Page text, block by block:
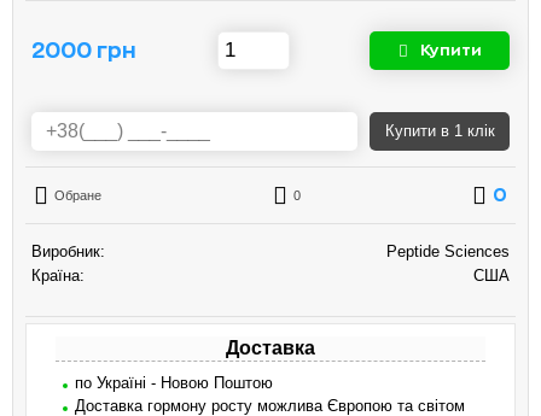
2000 грн Купити
Купити в 1 клік
Обране 0 0
Виробник:
Peptide Sciences
Країна:
США
Доставка
по Україні - Новою Поштою
Доставка гормону росту можлива Європою та світом